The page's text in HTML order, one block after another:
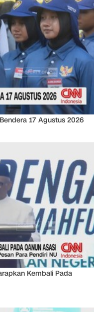
17 Agustus 2026
Kembali Pada